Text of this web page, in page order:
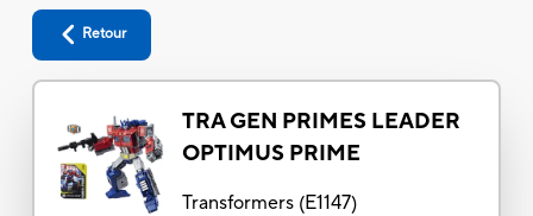
Retour
TRA GEN PRIMES LEADER
OPTIMUS PRIME
Transformers(E1147)